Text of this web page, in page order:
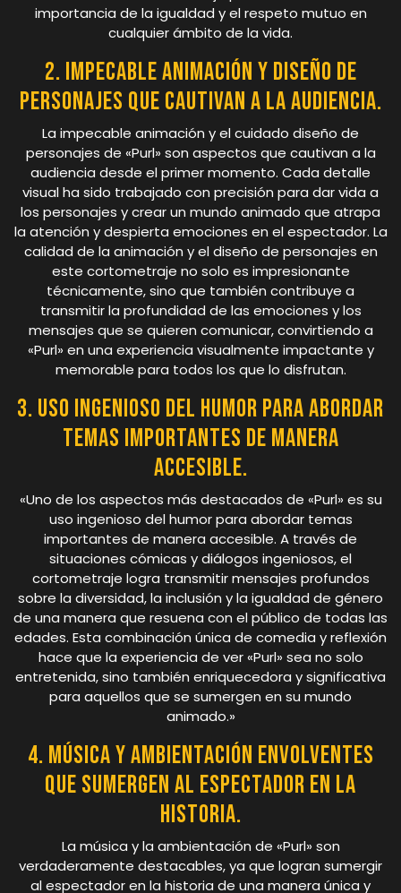
importancia de la igualdad y el respeto mutuo en
cualquier ámbito de la vida.
2. Impecable animación y diseño de
personajes que cautivan a la audiencia.
La impecable animación y el cuidado diseño de
personajes de «Purl» son aspectos que cautivan a la
audiencia desde el primer momento. Cada detalle
visual ha sido trabajado con precisión para dar vida a
los personajes y crear un mundo animado que atrapa
la atención y despierta emociones en el espectador. La
calidad de la animación y el diseño de personajes en
este cortometraje no solo es impresionante
técnicamente, sino que también contribuye a
transmitir la profundidad de las emociones y los
mensajes que se quieren comunicar, convirtiendo a
«Purl» en una experiencia visualmente impactante y
memorable para todos los que lo disfrutan.
3. Uso ingenioso del humor para abordar
temas importantes de manera
accesible.
«Uno de los aspectos más destacados de «Purl» es su
uso ingenioso del humor para abordar temas
importantes de manera accesible. A través de
situaciones cómicas y diálogos ingeniosos, el
cortometraje logra transmitir mensajes profundos
sobre la diversidad, la inclusión y la igualdad de género
de una manera que resuena con el público de todas las
edades. Esta combinación única de comedia y reflexión
hace que la experiencia de ver «Purl» sea no solo
entretenida, sino también enriquecedora y significativa
para aquellos que se sumergen en su mundo
animado.»
4. Música y ambientación envolventes
que sumergen al espectador en la
historia.
La música y la ambientación de «Purl» son
verdaderamente destacables, ya que logran sumergir
al espectador en la historia de una manera única y